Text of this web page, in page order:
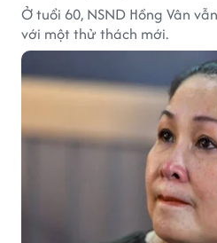
Ở tuổi 60, NSND Hồng Vân
với một thử thách mới.